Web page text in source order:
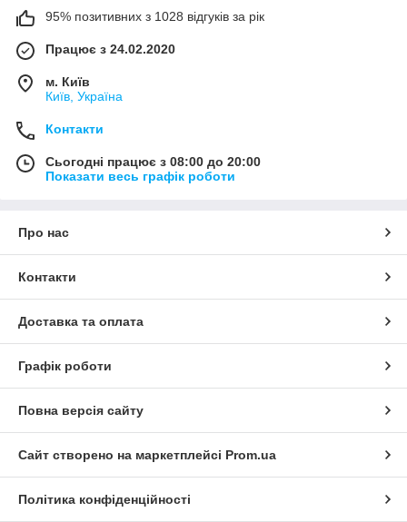
95% позитивних з 1028 відгуків за рік
Працює з 24.02.2020
м. Київ
Київ, Україна
Контакти
Сьогодні працює з 08:00 до 20:00
Показати весь графік роботи
Про нас
Контакти
Доставка та оплата
Графік роботи
Повна версія сайту
Сайт створено на маркетплейсі Prom.ua
Політика конфіденційності